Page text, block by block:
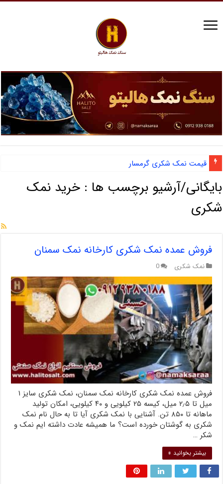
قیمت نمک شکری گرمسار
بایگانی/آرشیو برچسب ها : خرید نمک
شکری
فروش عمده نمک شکری کارخانه نمک سمنان
نمک شکری 0
فروش عمده نمک شکری کارخانه نمک سمنان، نمک شکری سایز ۱
میل تا ۲٫۵ میل، کیسه ۲۵ کیلویی و ۴۰ کیلویی، امکان تولید
ماهانه تا ۸۵۰ تن. آشنایی با نمک شکری آیا تا به حال نام نمک
شکری به گوشتان خورده است؟ ما همیشه عادت داشته ایم نمک و
شکر …
بیشتر بخوانید »